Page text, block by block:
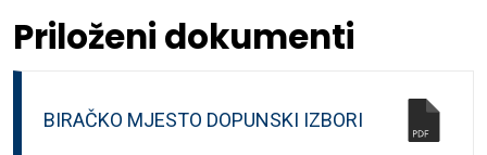
Priloženi dokumenti
BIRAČKO MJESTO DOPUNSKI IZBORI